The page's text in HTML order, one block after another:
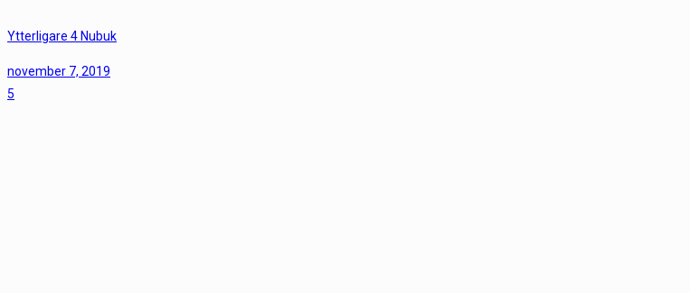
Ytterligare 4 Nubuk
november 7, 2019
5